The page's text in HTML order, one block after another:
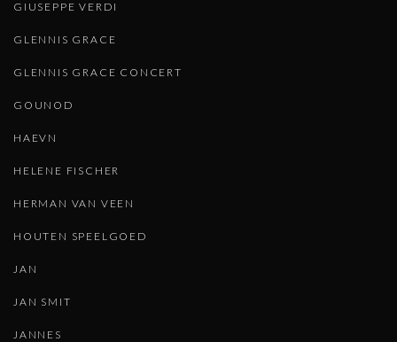
GIUSEPPE VERDI
GLENNIS GRACE
GLENNIS GRACE CONCERT
GOUNOD
HAEVN
HELENE FISCHER
HERMAN VAN VEEN
HOUTEN SPEELGOED
JAN
JAN SMIT
JANNES